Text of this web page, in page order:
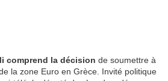
comprend la décision de soumettre à
la zone Euro en Grèce. Invité politique